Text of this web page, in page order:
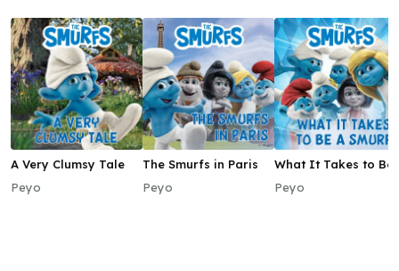
A Very Clumsy Tale
Peyo
The Smurfs in Paris
Peyo
What It Takes to Be
Peyo